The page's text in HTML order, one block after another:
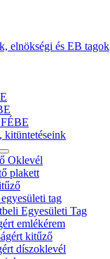
elnökségi és EB tagok
kitüntetéseink
Oklevél
plakett
tag
Egyesületi Tag
emlékérem
kitűző
díszoklevél